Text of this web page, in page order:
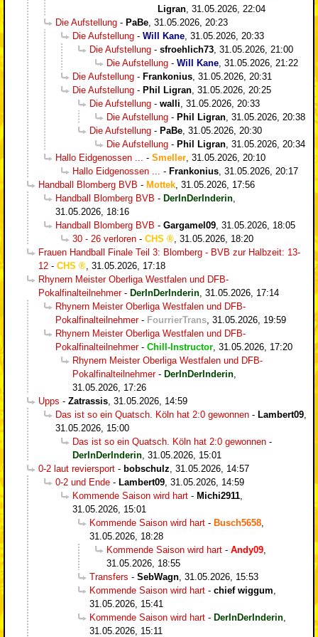
Ligran, 31.05.2026, 22:04
Die Aufstellung - PaBe, 31.05.2026, 20:23
Die Aufstellung - Will Kane, 31.05.2026, 20:33
Die Aufstellung - sfroehlich73, 31.05.2026, 21:00
Die Aufstellung - Will Kane, 31.05.2026, 21:22
Die Aufstellung - Frankonius, 31.05.2026, 20:31
Die Aufstellung - Phil Ligran, 31.05.2026, 20:25
Die Aufstellung - walli, 31.05.2026, 20:33
Die Aufstellung - Phil Ligran, 31.05.2026, 20:38
Die Aufstellung - PaBe, 31.05.2026, 20:30
Die Aufstellung - Phil Ligran, 31.05.2026, 20:34
Hallo Eidgenossen ... - Smeller, 31.05.2026, 20:10
Hallo Eidgenossen ... - Frankonius, 31.05.2026, 20:17
Handball Blomberg BVB - Mottek, 31.05.2026, 17:56
Handball Blomberg BVB - DerInDerInderin,
31.05.2026, 18:16
Handball Blomberg BVB - Gargamel09, 31.05.2026, 18:05
30 - 26 verloren - CHS , 31.05.2026, 18:20
Frauen Handball Finale Teil 3: Blomberg - BVB zur Halbzeit: 13-
12 - CHS , 31.05.2026, 17:18
Rhynern Meister Oberliga Westfalen und DFB-
Pokalfinalteilnehmer- DerInDerInderin, 31.05.2026, 17:14
Rhynern Meister Oberliga Westfalen und DFB-
Pokalfinalteilnehmer- FourrierTrans, 31.05.2026, 19:59
Rhynern Meister Oberliga Westfalen und DFB-
Pokalfinalteilnehmer- Chill-Instructor, 31.05.2026, 17:20
Rhynern Meister Oberliga Westfalen und DFB-
Pokalfinalteilnehmer- DerInDerInderin,
31.05.2026, 17:26
Upps - Zatrassis, 31.05.2026, 14:59
Das ist so ein Quatsch. Köln hat 2:0 gewonnen - Lambert09,
31.05.2026, 15:00
Das ist so ein Quatsch. Köln hat 2:0 gewonnen -
DerInDerInderin, 31.05.2026, 15:01
0-2 laut reviersport - bobschulz, 31.05.2026, 14:57
0-2 und Ende - Lambert09, 31.05.2026, 14:59
Kommende Saison wird hart - Michi2911,
31.05.2026, 15:01
Kommende Saison wird hart - Busch5658,
31.05.2026, 18:28
Kommende Saison wird hart - Andy09,
31.05.2026, 18:55
Transfers - SebWagn, 31.05.2026, 15:53
Kommende Saison wird hart - chief wiggum,
31.05.2026, 15:41
Kommende Saison wird hart - DerInDerInderin,
31.05.2026, 15:11